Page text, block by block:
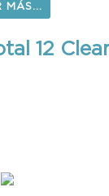
MÁS...
12